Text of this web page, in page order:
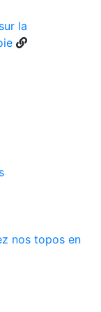
la
nos topos en